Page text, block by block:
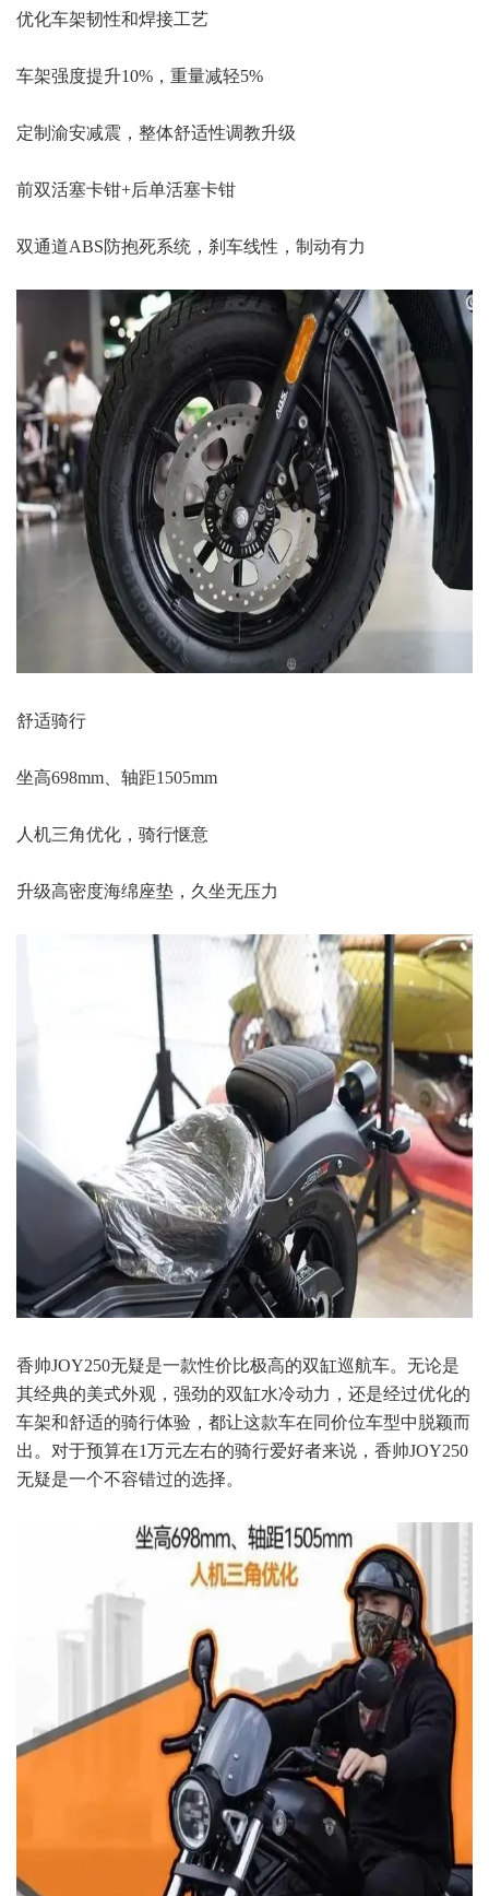
优化车架韧性和焊接工艺
车架强度提升10%，重量减轻5%
定制渝安减震，整体舒适性调教升级
前双活塞卡钳+后单活塞卡钳
双通道ABS防抱死系统，刹车线性，制动有力
舒适骑行
坐高698mm、轴距1505mm
人机三角优化，骑行惬意
升级高密度海绵座垫，久坐无压力
香帅JOY250无疑是一款性价比极高的双缸巡航车。无论是
其经典的美式外观，强劲的双缸水冷动力，还是经过优化的
车架和舒适的骑行体验，都让这款车在同价位车型中脱颖而
出。对于预算在1万元左右的骑行爱好者来说，香帅JOY250
无疑是一个不容错过的选择。